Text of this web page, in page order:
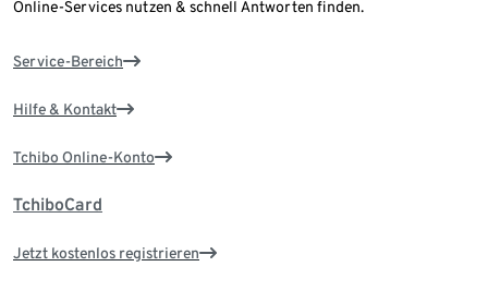
Online-Services nutzen & schnell Antworten finden.
Service-Bereich
Hilfe & Kontakt
Tchibo Online-Konto
TchiboCard
Jetzt kostenlos registrieren